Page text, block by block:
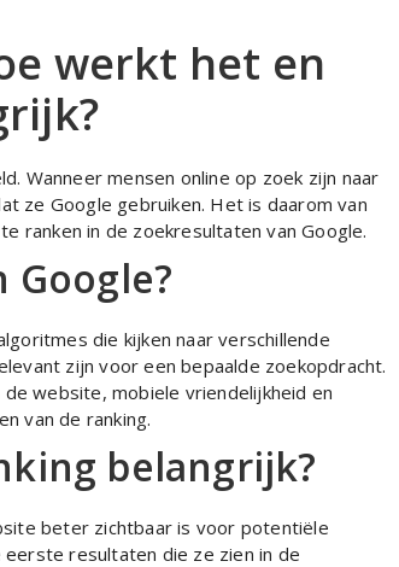
werkt het en
Wanneer mensen online op zoek zijn naar
ze Google gebruiken. Het is daarom van
ranken in de zoekresultaten van Google.
die kijken naar verschillende
zijn voor een bepaalde zoekopdracht.
website, mobiele vriendelijkheid en
van de ranking.
belangrijk?
beter zichtbaar is voor potentiële
resultaten die ze zien in de